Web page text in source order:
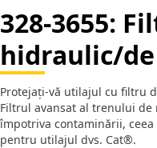
328-3655:
hidraulic/
Protejați-vă utilajul cu filtru
Filtrul avansat al trenului de
împotriva contaminării,
pentru utilajul dvs. Cat®.